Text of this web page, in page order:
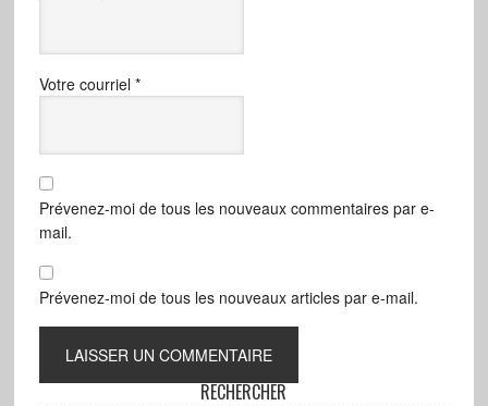
Votre courriel *
Prévenez-moi de tous les nouveaux commentaires par e-
mail.
Prévenez-moi de tous les nouveaux articles par e-mail.
RECHERCHER